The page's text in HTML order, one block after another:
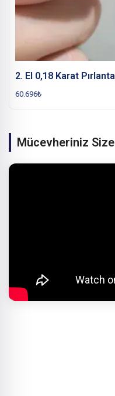
2. El 0,18 Karat
60.696₺
Mücevheriniz